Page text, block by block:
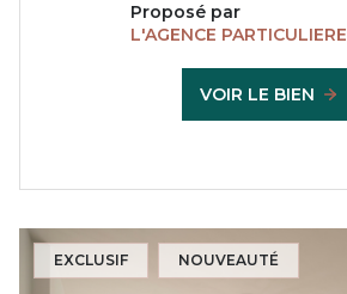
Proposé par
L'AGENCE PARTICULIERE
VOIR LE BIEN
EXCLUSIF NOUVEAUTÉ